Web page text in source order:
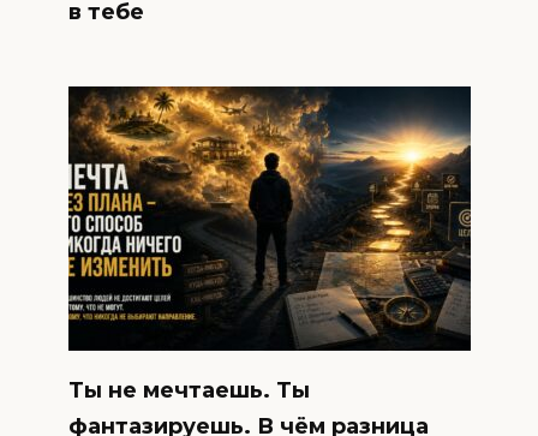
в тебе
Ты не мечтаешь. Ты
фантазируешь. В чём разница